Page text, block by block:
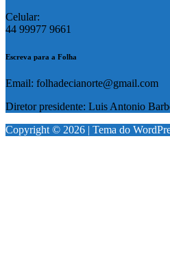
Celular:
44 99977 9661
Escreva para a Folha
Email: folhadecianorte@gmail.com
Diretor presidente: Luis Antonio
Copyright © 2026 | Tema do